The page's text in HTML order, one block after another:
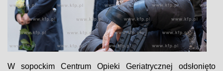
W sopockim Centrum Opieki Geriatrycznej odsłonięto